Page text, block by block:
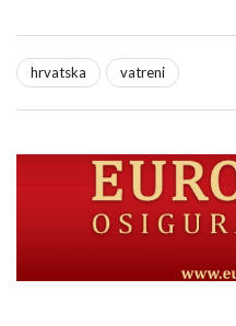
hrvatska vatreni